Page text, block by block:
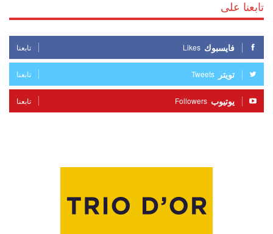
تابعنا على
فايسبوك Likes تابعنا
تويتر Tweets تابعنا
يوتيوب Followers تابعنا